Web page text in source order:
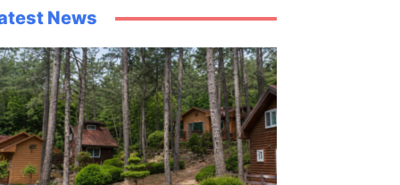
News